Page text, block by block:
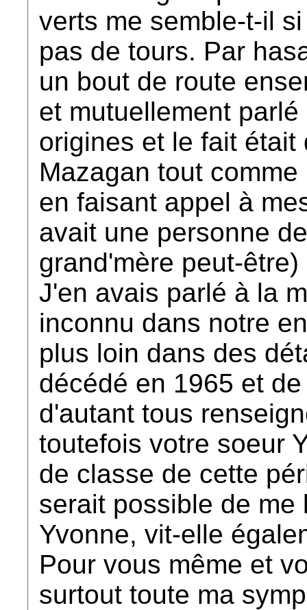
verts me semble-t-il
pas de tours. Par
un bout de route
et mutuellement
origines et le fait
Mazagan tout
en faisant appel à
avait une personne
grand'mère peut-
J'en avais parlé à la
inconnu dans notre
plus loin dans des
décédé en 1965 et
d'autant tous
toutefois votre soeur
de classe de cette
serait possible de
Yvonne, vit-elle
Pour vous même et
surtout toute ma